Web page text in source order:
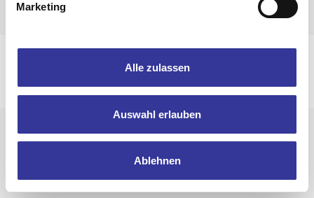
Marketing
Alle zulassen
Auswahl erlauben
Ablehnen
Impressum Datenschutzerklärung